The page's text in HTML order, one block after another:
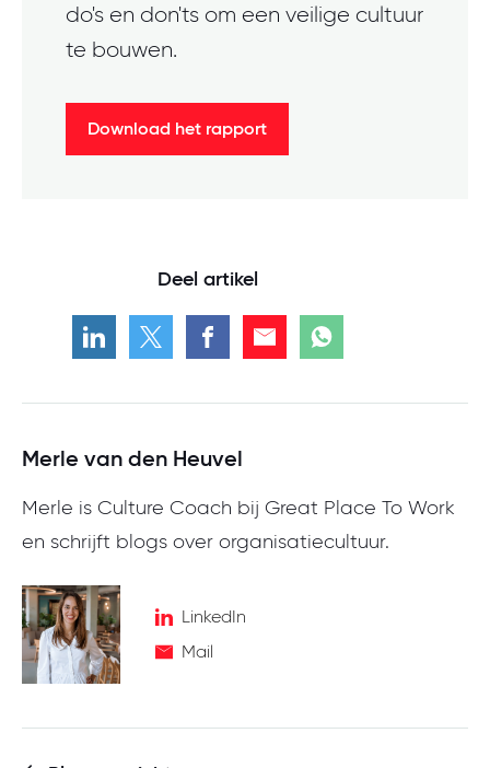
do's en don'ts om een veilige cultuur
te bouwen.
Download het rapport
Deel artikel
LinkedIn
Mail
Merle van den Heuvel
Merle is Culture Coach bij Great Place To Work
en schrijft blogs over organisatiecultuur.